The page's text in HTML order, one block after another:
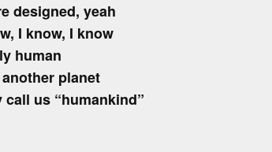
designed, yeah
I know, I know
human
planet
call us “humankind”